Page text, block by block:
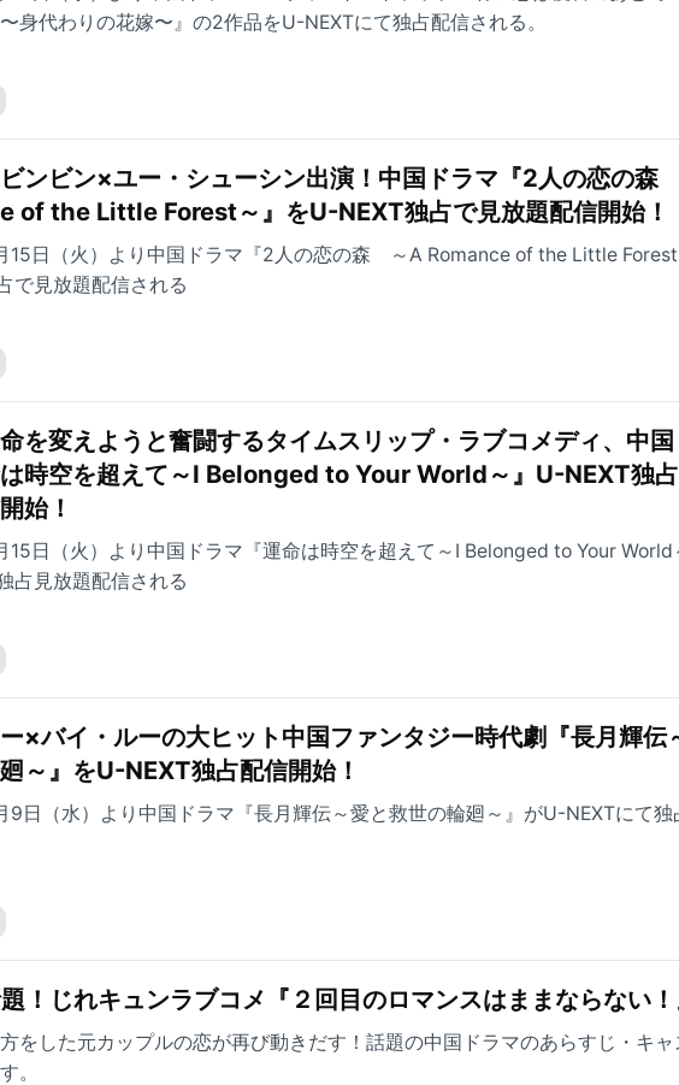
〜身代わりの花嫁〜』の2作品をU-NEXTにて独占配信される。
ンビン×ユー・シューシン出演！中国ドラマ『2人の恋の
of the Little Forest～』をU-NEXT独占で見放題配信開始！
15日（火）より中国ドラマ『2人の恋の森 ～A Romance of the Little
で見放題配信される
を変えようと奮闘するタイムスリップ・ラブコメディ、中国
時空を超えて～I Belonged to Your World～』U-NEXT独
始！
15日（火）より中国ドラマ『運命は時空を超えて～I Belonged to Your World
占見放題配信される
×バイ・ルーの大ヒット中国ファンタジー時代劇『長月輝伝
～』をU-NEXT独占配信開始！
9日（水）より中国ドラマ『長月輝伝～愛と救世の輪廻～』がU-NEXTにて独
！じれキュンラブコメ『２回目のロマンスはままならない！
をした元カップルの恋が再び動きだす！話題の中国ドラマのあらすじ・キャ
。